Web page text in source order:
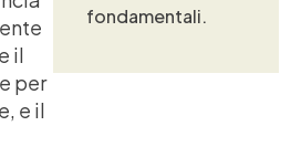
il
per
e il
fondamentali.